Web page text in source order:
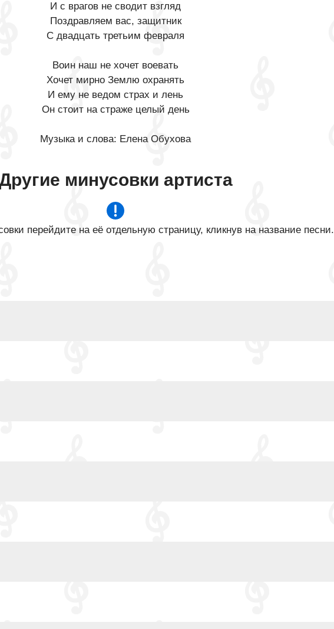
И с врагов не сводит взгляд
Поздравляем вас, защитник
С двадцать третьим февраля
Воин наш не хочет воевать
Хочет мирно Землю охранять
И ему не ведом страх и лень
Он стоит на страже целый день
Музыка и слова: Елена Обухова
минусовки артиста
перейдите на её отдельную страницу, кликнув на название песни.